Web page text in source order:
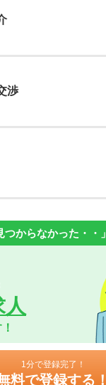
渉
つからなかった・・」
1分で登録完了！
料で登録する！